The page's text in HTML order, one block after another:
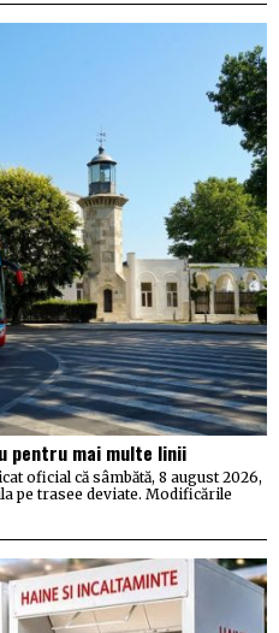
pentru mai multe linii
oficial că sâmbătă, 8 august 2026,
pe trasee deviate. Modificările